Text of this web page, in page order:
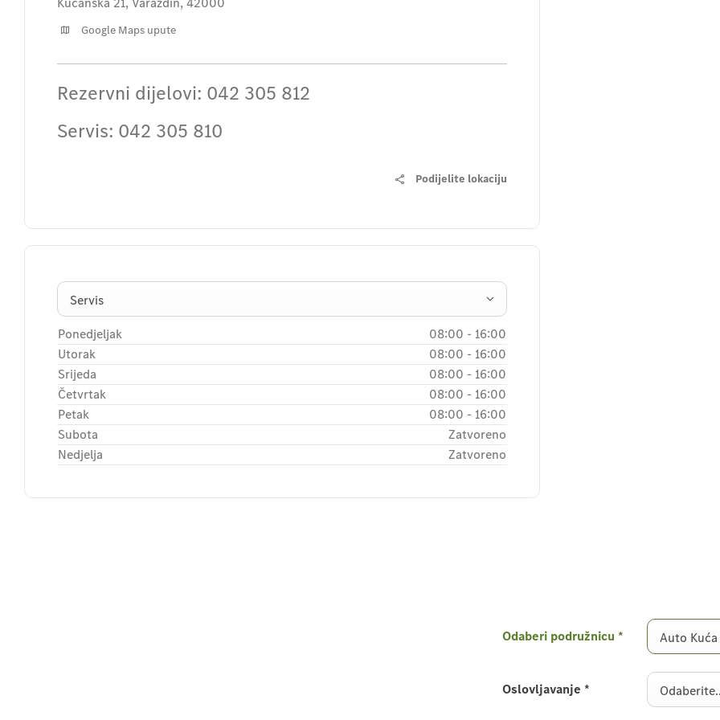
Google Maps upute
Rezervni dijelovi: 042 305 812
Servis: 042 305 810
Podijelite lokaciju
Servis
Ponedjeljak 08:00 - 16:00
Utorak
08:00 - 16:00
Srijeda
08:00 - 16:00
Četvrtak
08:00 - 16:00
Petak
08:00 - 16:00
Subota
Zatvoreno
Nedjelja
Zatvoreno
Odaberi podružnicu * Auto
Oslovljavanje *